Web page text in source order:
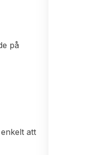
på
att